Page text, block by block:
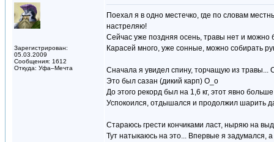
Зарегистрирован:
05.03.2009
Сообщения: 1612
Откуда: Уфа–Мечта
Поехал я в одно местечко, где по словам
настреляю!
Сейчас уже поздняя осень, травы нет и можно
Карасей много, уже сонные, можно собирать
Сначала я увидел спину, торчащую из травы...
Это был сазан (дикий карп) О_о
До этого рекорд был на 1,6 кг, этот явно
Успокоился, отдышался и продолжил шарить
Стараюсь грести кончиками ласт, ныряю на
Тут натыкаюсь на это... Впервые я задумался,